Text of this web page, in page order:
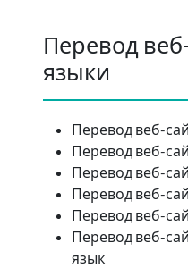
Перевод
языки
Перевод веб-
Перевод веб-
Перевод веб-
Перевод веб-
Перевод веб-
Перевод веб-
язык